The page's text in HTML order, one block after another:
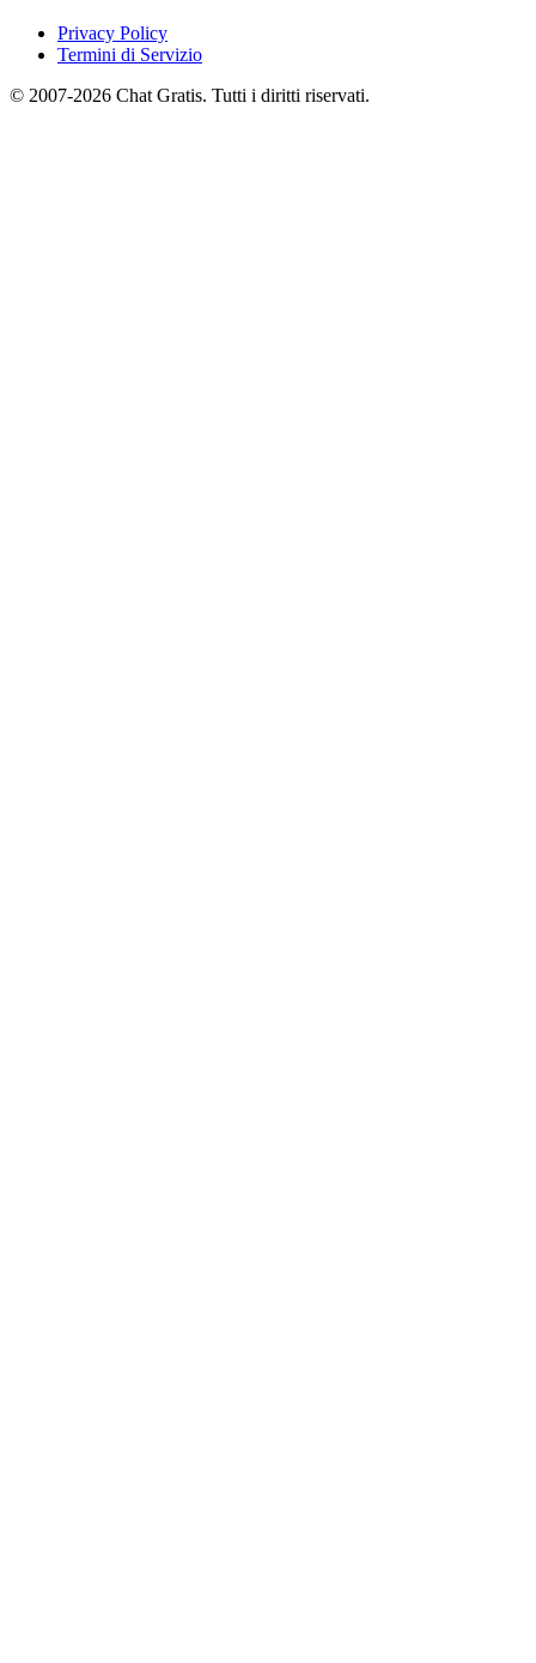
Privacy Policy
Termini di Servizio
© 2007-2026 Chat Gratis. Tutti i diritti riservati.